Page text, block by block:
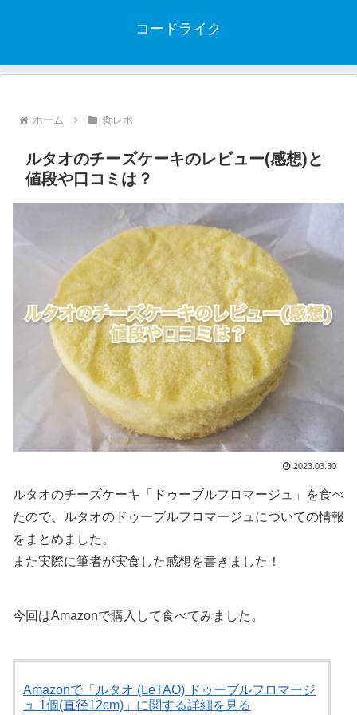
コードライク
ホーム 食レポ
ルタオのチーズケーキのレビュー(感想)と
値段や口コミは？
2023.03.30
ルタオのチーズケーキ「ドゥーブルフロマージュ」を食べ
たので、ルタオのドゥーブルフロマージュについての情報
をまとめました。
また実際に筆者が実食した感想を書きました！
今回はAmazonで購入して食べてみました。
Amazonで「ルタオ (LeTAO) ドゥーブルフロマージ
ュ 1個(直径12cm)」に関する詳細を見る